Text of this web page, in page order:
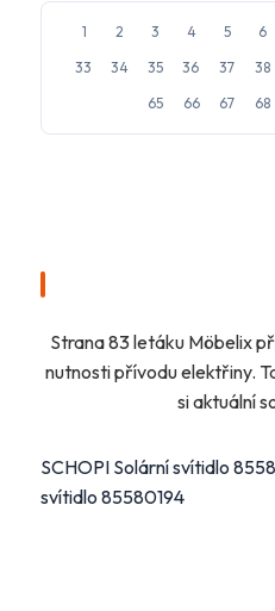
1 2 3 4 5 6
33
34 35 36 37 38
65
66 67 68
Strana 83 letáku Möbelix
nutnosti přívodu elektřiny.
si aktuální
SCHOPI Solární svítidlo
svítidlo 85580194